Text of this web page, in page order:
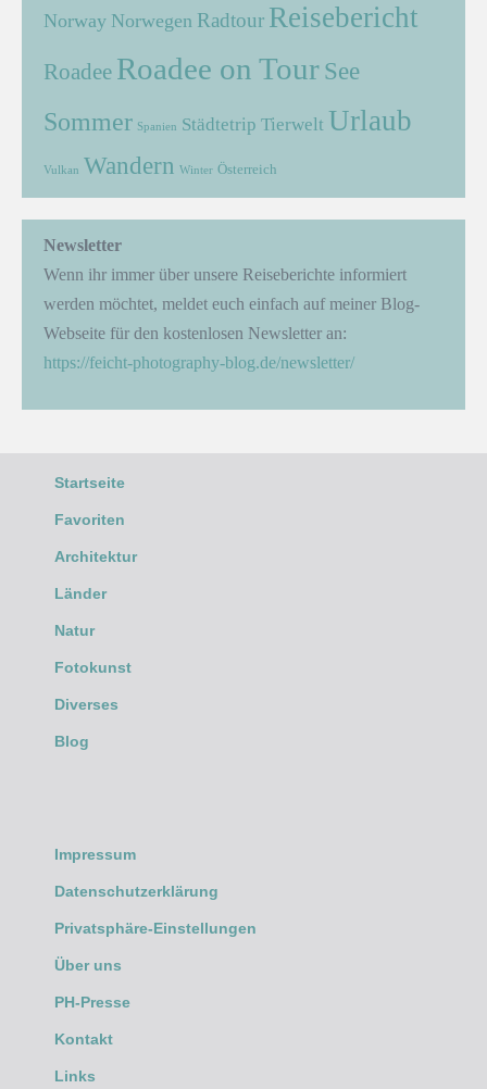
Norway Norwegen Radtour Reisebericht
Roadee Roadee on Tour See
Sommer Spanien Städtetrip Tierwelt Urlaub
Vulkan Wandern Winter Österreich
Newsletter
Wenn ihr immer über unsere Reiseberichte informiert
werden möchtet, meldet euch einfach auf meiner Blog-
Webseite für den kostenlosen Newsletter an:
https://feicht-photography-blog.de/newsletter/
Startseite
Favoriten
Architektur
Länder
Natur
Fotokunst
Diverses
Blog
Impressum
Datenschutzerklärung
Privatsphäre-Einstellungen
Über uns
PH-Presse
Kontakt
Links